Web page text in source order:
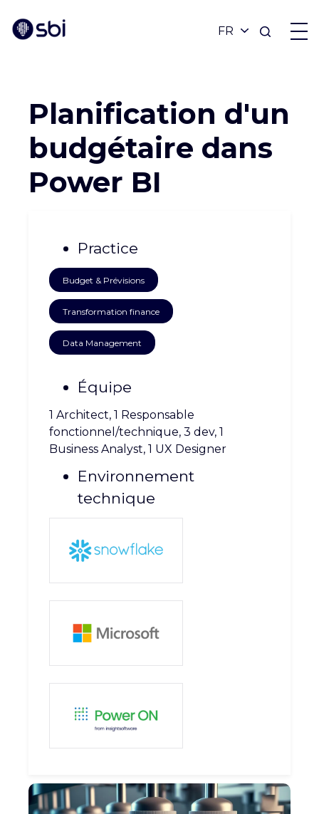
RÉALISATIONS
À PROPOS
CARRIÈRE
Planification d'un
budgétaire dans
Power BI
Practice
Budget & Prévisions
Transformation finance
Data Management
Équipe
1 Architect, 1 Responsable
fonctionnel/technique, 3 dev, 1
Business Analyst, 1 UX Designer
Environnement
technique